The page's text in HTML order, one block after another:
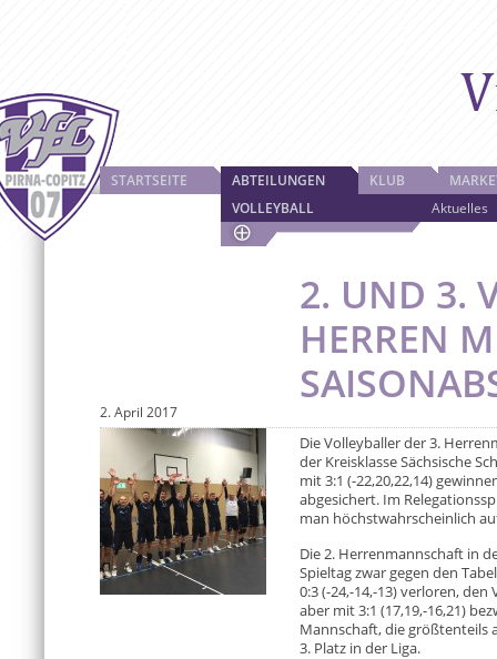
STARTSEITE
ABTEILUNGEN
VOLLEYBALL
Aktuelles
KLUB
2. UND 3.
HERREN
2. April 2017
Die Volleyballer der 3.
der Kreisklasse Sächsische
mit 3:1 (-22,20,22,14)
abgesichert. Im
man höchstwahrscheinlich
Die 2. Herrenmannschaft in
Spieltag zwar gegen den
0:3 (-24,-14,-13) verloren,
aber mit 3:1 (17,19,-16,21)
Mannschaft, die größtenteils
3. Platz in der Liga.